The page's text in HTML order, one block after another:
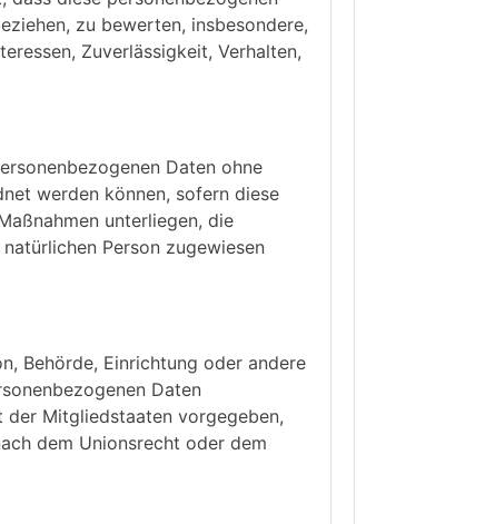
zu bewerten, insbesondere,
Zuverlässigkeit, Verhalten,
Daten ohne
werden können, sofern diese
unterliegen, die
Person zugewiesen
Behörde, Einrichtung oder andere
Daten
der Mitgliedstaaten vorgegeben,
dem Unionsrecht oder dem